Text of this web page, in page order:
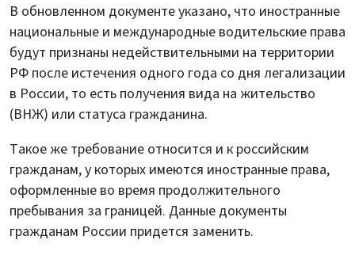
В обновленном документе указано, что иностранные
национальные и международные водительские права
будут признаны недействительными на территории
РФ после истечения одного года со дня легализации
в России, то есть получения вида на жительство
(ВНЖ) или статуса гражданина.
Такое же требование относится и к российским
гражданам, у которых имеются иностранные права,
оформленные во время продолжительного
пребывания за границей. Данные документы
гражданам России придется заменить.